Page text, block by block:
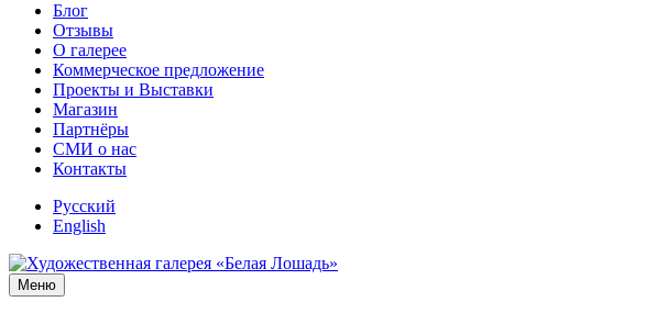
Блог
Отзывы
О галерее
Коммерческое предложение
Проекты и Выставки
Магазин
Партнёры
СМИ о нас
Контакты
Русский
English
Меню